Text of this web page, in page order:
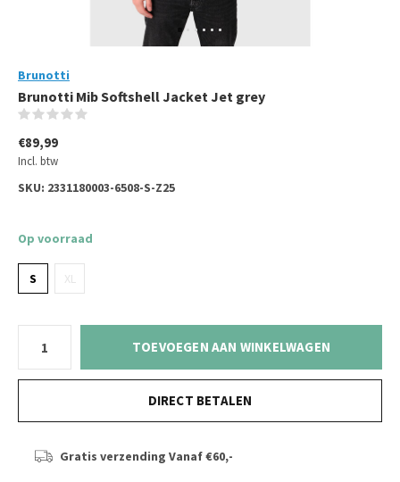
Brunotti
Brunotti Mib Softshell Jacket Jet grey
€89,99
Incl. btw
SKU: 2331180003-6508-S-Z25
Op voorraad
S XL
TOEVOEGEN AAN WINKELWAGEN
DIRECT BETALEN
Gratis verzending Vanaf €60,-